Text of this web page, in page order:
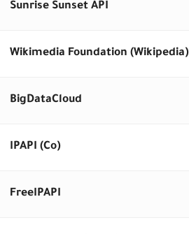
Sunrise Sunset API
Wikimedia Foundation (Wikipedia)
BigDataCloud
IPAPI (Co)
FreeIPAPI